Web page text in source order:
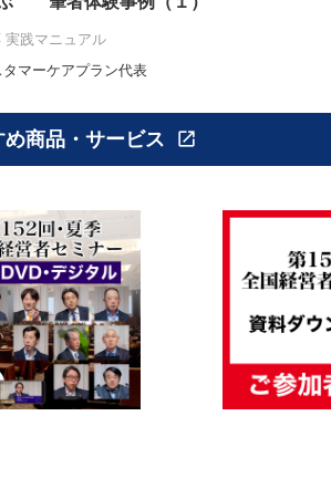
実践マニュアル
マーケアプラン代表
商品・サービス open_in_new